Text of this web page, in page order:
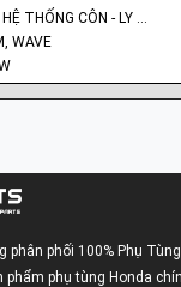
NHÓM PHỤ TÙNG: HỆ THỐNG CÔN - LY HỢP - TRỤC SỐ - BÁNH RĂNG
WAVE
phân phối 100% Phụ
phẩm phụ tùng Honda